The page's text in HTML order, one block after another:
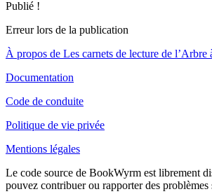
Publié !
Erreur lors de la publication
À propos de Les carnets de lecture de l’Arbre
Documentation
Code de conduite
Politique de vie privée
Mentions légales
Le code source de BookWyrm est librement
pouvez contribuer ou rapporter des problèmes